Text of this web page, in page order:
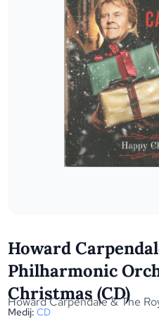
Howard
Philharmonic
Christmas (CD)
Howard Carpendale & The
Medij: CD